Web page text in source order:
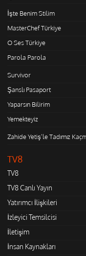
İşte Benim Stilim
MasterChef Türkiye
O Ses Türkiye
Parola Parola
Survivor
Şanslı Pasaport
Yaparsın Bilirim
Yemekteyiz
Zahide Yetiş'le Tadımız
TV8
TV8
TV8 Canlı Yayın
Yatırımcı İlişkileri
İzleyici Temsilcisi
İletişim
İnsan Kaynakları